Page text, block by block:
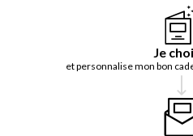
Je
et personnalise mon bon